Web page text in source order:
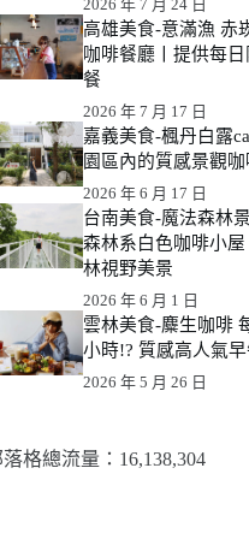
2026 年 7 月 24 日
高雄美食-意滿漁 赤
咖啡餐廳丨提供每
餐
2026 年 7 月 17 日
嘉義美食-楓丹白露
園區內的質感景觀咖
2026 年 6 月 17 日
台南美食-魔法森林
森林系白色咖啡小
林視野美景
2026 年 6 月 1 日
雲林美食-麋生咖啡
小時!? 質感高人氣
2026 年 5 月 26 日
格總流量：​16,138,304